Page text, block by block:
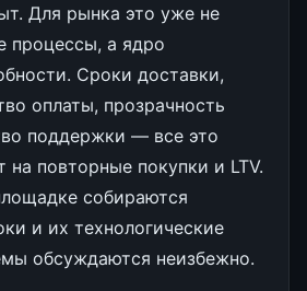
Для рынка это уже не
процессы, а ядро
Сроки доставки,
оплаты, прозрачность
поддержки — все это
на повторные покупки и LTV.
собираются
и их технологические
обсуждаются неизбежно.